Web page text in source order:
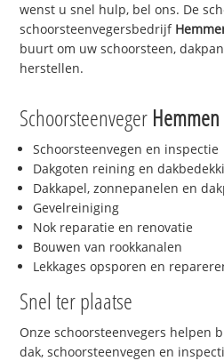
wenst u snel hulp, bel ons. De
schoorsteenvegersbedrijf
buurt om uw schoorsteen,
herstellen.
Schoorsteenveger Hemmen
Schoorsteenvegen en inspectie
Dakgoten reining en
Dakkapel, zonnepanelen en
Gevelreiniging
Nok reparatie en renovatie
Bouwen van rookkanalen
Lekkages opsporen en
Snel ter plaatse
Onze schoorsteenvegers helpen
dak, schoorsteenvegen en